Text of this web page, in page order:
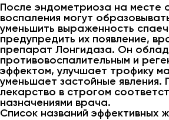
После эндометриоза на месте
воспаления могут
уменьшить выраженность
предупредить их появление,
препарат Лонгидаза. Он
противовоспалительным и
эффектом, улучшает трофику
уменьшает застойные явления.
лекарство в строгом
назначениями врача.
Список названий эффективных